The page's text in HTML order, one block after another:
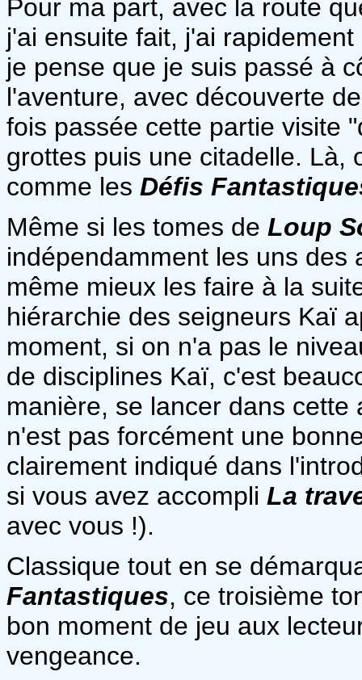
Pour ma part, avec la route
j'ai ensuite fait, j'ai
je pense que je suis passé à
l'aventure, avec découverte
fois passée cette partie visite
grottes puis une citadelle. Là,
comme les Défis
Même si les tomes de Loup
indépendamment les uns des
même mieux les faire à la
hiérarchie des seigneurs Kaï
moment, si on n'a pas le
de disciplines Kaï, c'est
manière, se lancer dans
n'est pas forcément une
clairement indiqué dans
si vous avez accompli La
avec vous !).
Classique tout en se
Fantastiques, ce troisième
bon moment de jeu aux
vengeance.